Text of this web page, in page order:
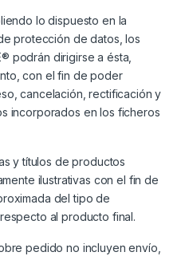
lo dispuesto en la
protección de datos, los
podrán dirigirse a ésta,
con el fin de poder
cancelación, rectificación y
incorporados en los ficheros
y títulos de productos
ilustrativas con el fin de
del tipo de
al producto final.
pedido no incluyen envío,